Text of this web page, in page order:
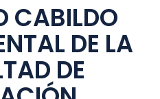
CABILDO
DE LA
DE